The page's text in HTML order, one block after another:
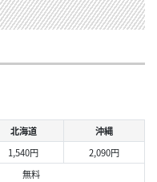
北海道
沖縄
1,540円
2,090円
無料